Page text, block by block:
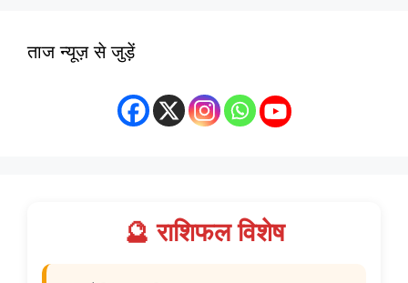
ताज न्यूज़ से जुड़ें
🔮 राशिफल विशेष